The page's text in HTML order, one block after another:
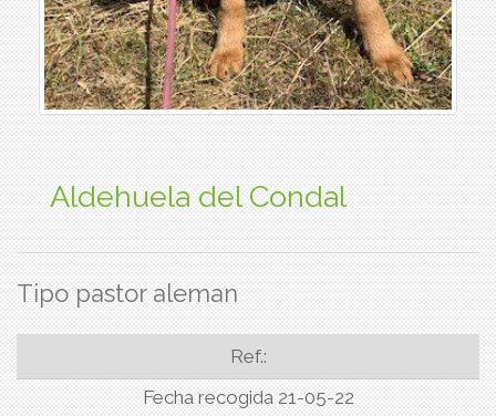
Aldehuela del Condal
Tipo pastor aleman
Ref.:
Fecha recogida 21-05-22